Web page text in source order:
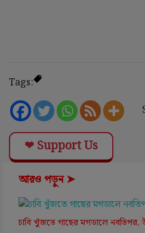
Tags:
❤ Support Us
আরও পড়ুন ➤
চাবি খুঁজতে গাছের মগডালে নবতিপর,